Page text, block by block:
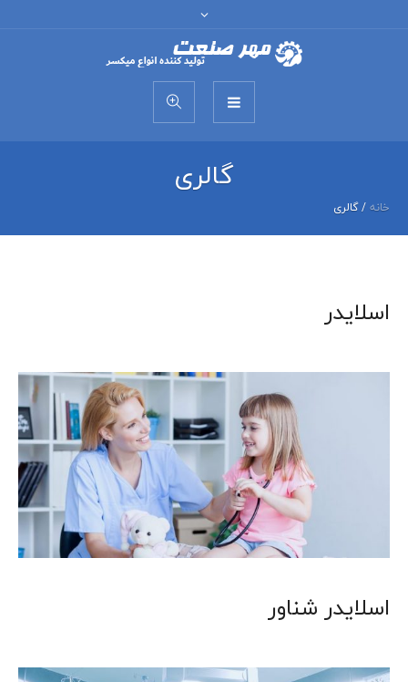
گالری
خانه/گالری
اسلایدر
اسلایدر شناور